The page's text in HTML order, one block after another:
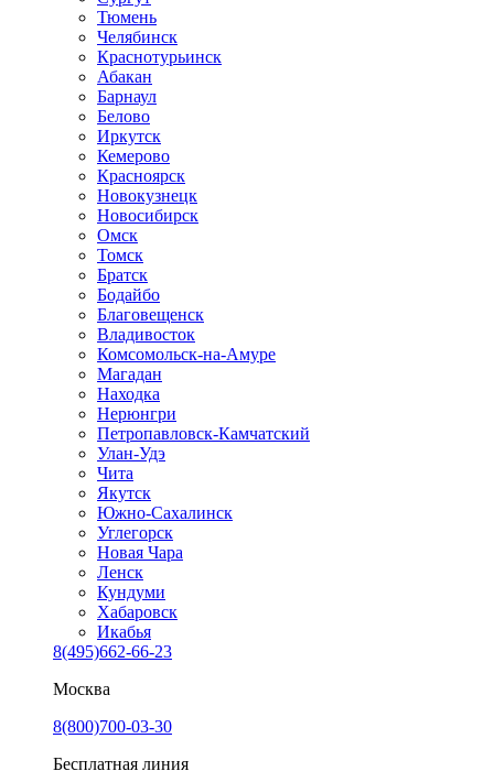
Тюмень
Челябинск
Краснотурьинск
Абакан
Барнаул
Белово
Иркутск
Кемерово
Красноярск
Новокузнецк
Новосибирск
Омск
Томск
Братск
Бодайбо
Благовещенск
Владивосток
Комсомольск-на-Амуре
Магадан
Находка
Нерюнгри
Петропавловск-Камчатский
Улан-Удэ
Чита
Якутск
Южно-Сахалинск
Углегорск
Новая Чара
Ленск
Кундуми
Хабаровск
Икабья
8(495)662-66-23
Москва
8(800)700-03-30
Бесплатная линия